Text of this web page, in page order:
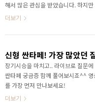
해서 많은 관심을 받았습니다. 하지
린 차량에 대한 정보만 확인된 것인데
연비가 공개되었습니다. 바로 보시죠
더보기
장기시승을 마치고.. 라이브로 질문
싼타페 궁금증 함께 풀어보시죠^^ 영
를 가장 먼저 만나보세요!
더보기